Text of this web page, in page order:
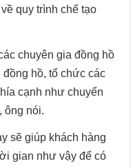
quy trình chế tạo
chuyên gia đồng hồ
hồ, tổ chức các
cạnh như chuyển
ông nói.
sẽ giúp khách hàng
gian như vậy để có